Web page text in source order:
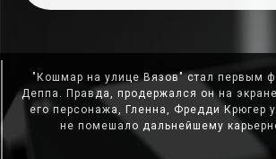
"Кошмар на улице Вязов" стал первым
Деппа. Правда, продержался он на
его персонажа, Гленна, Фредди Крюгер
не помешало дальнейшему